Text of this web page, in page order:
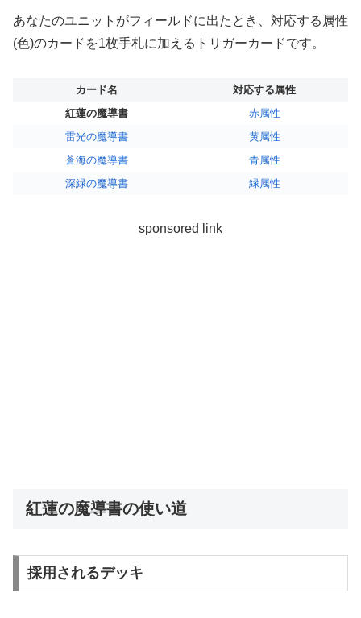
あなたのユニットがフィールドに出たとき、対応する属性
(色)のカードを1枚手札に加えるトリガーカードです。
カード名
対応する属性
紅蓮の魔導書
赤属性
雷光の魔導書
黄属性
蒼海の魔導書
青属性
深緑の魔導書
緑属性
sponsored link
紅蓮の魔導書の使い道
採用されるデッキ